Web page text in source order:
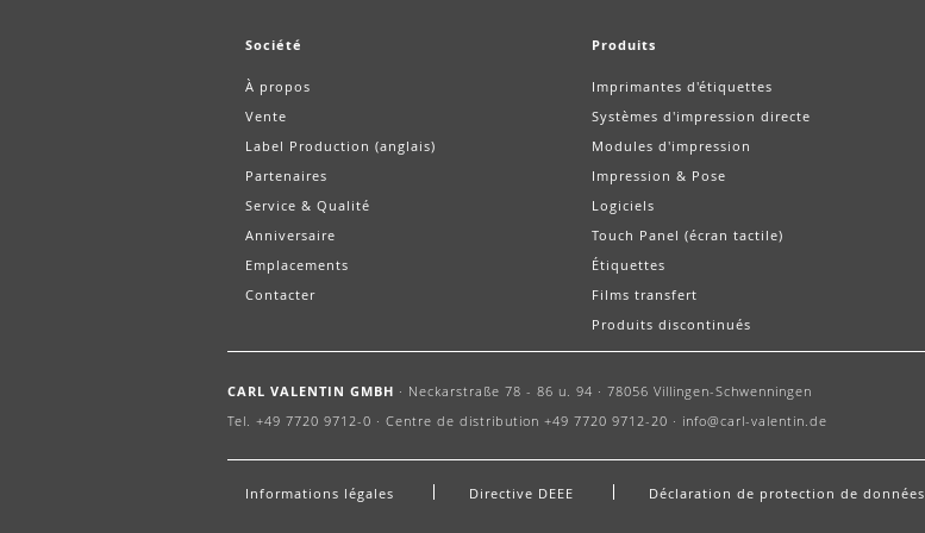
Société
À propos
Vente
Label Production (anglais)
Partenaires
Service & Qualité
Anniversaire
Emplacements
Contacter
Produits
Imprimantes d'étiquettes
Systèmes d'impression directe
Modules d'impression
Impression & Pose
Logiciels
Touch Panel (écran tactile)
Étiquettes
Films transfert
Produits discontinués
CARL VALENTIN GMBH · Neckarstraße 78 - 86 u. 94 · 78056 Villingen-Schwenningen
Tel. +49 7720 9712-0 · Centre de distribution +49 7720 9712-20 · info@carl-valentin.de
Informations légales Directive DEEE Déclaration de protection de données